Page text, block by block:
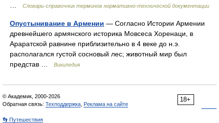
Словарь-справочник терминов нормативно-технической документации
Опустынивание в Армении — Согласно Истории Армении
древнейшего армянского историка Мовсеса Хоренаци, в
Араратской равнине приблизительно в 4 веке до н.э.
располагался густой сосновый лес; животный мир был
представ …
Википедия
18+
© Академик, 2000-2026
Обратная связь: Техподдержка Реклама на сайте
👣 Путешествия